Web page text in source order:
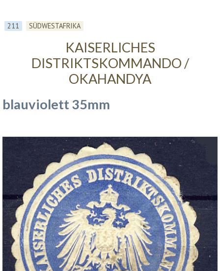
211 SÜDWESTAFRIKA
KAISERLICHES
DISTRIKTSKOMMANDO /
OKAHANDYA
blauviolett 35mm